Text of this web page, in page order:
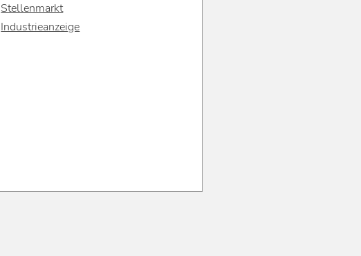
Stellenmarkt
Industrieanzeige